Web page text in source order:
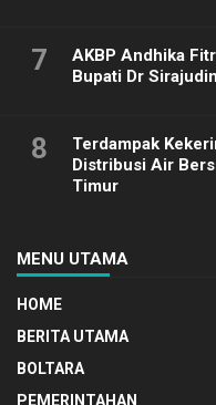
7
AKBP Andhika
Bupati Dr
8
Terdampak
Distribusi Air
Timur
MENU UTAMA
HOME
BERITA UTAMA
BOLTARA
PEMERINTAHAN